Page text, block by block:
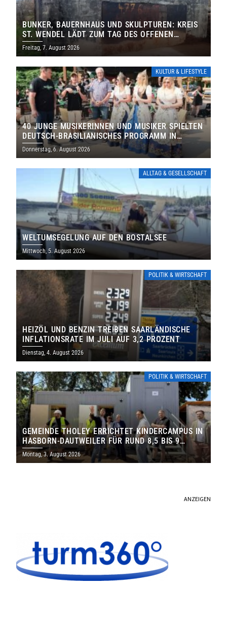
BUNKER, BAUERNHAUS UND SKULPTUREN: KREIS
ST. WENDEL LÄDT ZUM TAG DES OFFENEN
DENKMALS EIN
Freitag, 7. August 2026
KULTUR & LIFESTYLE
40 JUNGE MUSIKERINNEN UND MUSIKER SPIELTEN
DEUTSCH-BRASILIANISCHES PROGRAMM IN
THOLEY
Donnerstag, 6. August 2026
ALLTAG & GESELLSCHAFT
WELTUMSEGELUNG AUF DEN BOSTALSEE
Mittwoch, 5. August 2026
POLITIK & WIRTSCHAFT
HEIZÖL UND BENZIN TREIBEN SAARLÄNDISCHE
INFLATIONSRATE IM JULI AUF 3,2 PROZENT
Dienstag, 4. August 2026
POLITIK & WIRTSCHAFT
GEMEINDE THOLEY ERRICHTET KINDERCAMPUS IN
HASBORN-DAUTWEILER FÜR RUND 8,5 BIS 9
MILLIONEN EURO
Montag, 3. August 2026
ANZEIGEN